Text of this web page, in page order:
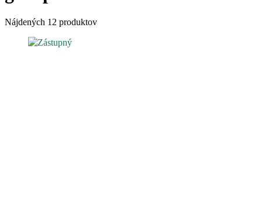
Nájdených 12 produktov